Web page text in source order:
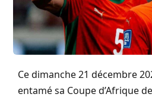
Ce dimanche 21 décembre
entamé sa Coupe d’Afrique